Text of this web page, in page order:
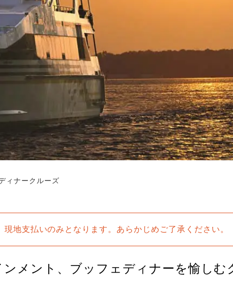
ィナークルーズ
地支払いのみとなります。あらかじめご了承ください。
メント、ブッフェディナーを愉しむ